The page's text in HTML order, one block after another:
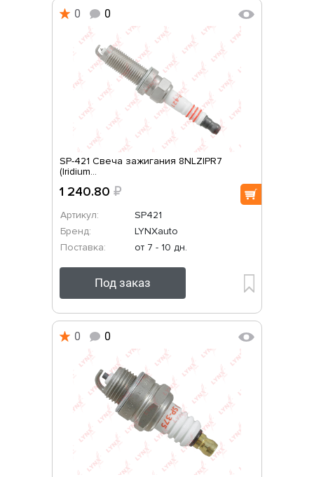
0 0
SP-421 Свеча зажигания 8NLZIPR7
(Iridium...
1 240.80 ₽
Артикул:
SP421
Бренд:
LYNXauto
Поставка:
от 7 - 10 дн.
Под заказ
0 0